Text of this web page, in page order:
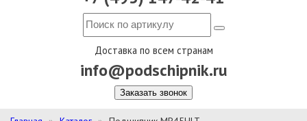
Доставка по всем странам
info@podschipnik.ru
Заказать звонок